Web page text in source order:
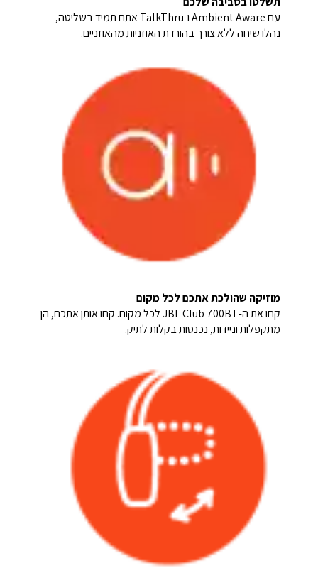
עם Ambient Aware ו-TalkThru אתם תמיד בשליטה,
נהלו שיחה ללא צורך בהורדת האוזניות מהאוזניים.
מוזיקה שהולכת אתכם לכל מקום
קחו את ה-JBL Club 700BT לכל מקום. קחו אותן אתכם, הן
מתקפלות וניידות, נכנסות בקלות לתיק.